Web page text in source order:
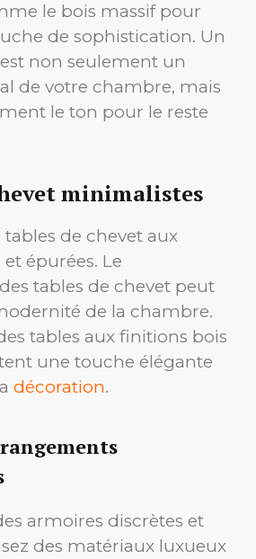
le bois massif pour
de sophistication. Un
non seulement un
de votre chambre, mais
le ton pour le reste
minimalistes
tables de chevet aux
épurées. Le
tables de chevet peut
de la chambre.
tables aux finitions bois
une touche élégante
décoration.
armoires discrètes et
des matériaux luxueux